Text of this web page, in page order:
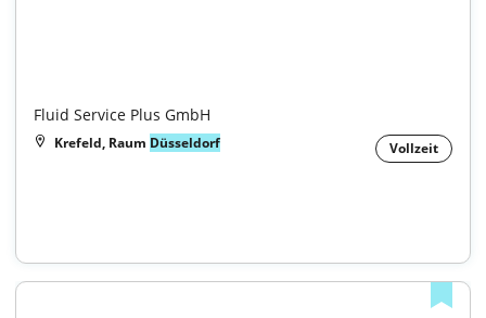
Fluid Service Plus GmbH
Krefeld, Raum Düsseldorf Vollzeit